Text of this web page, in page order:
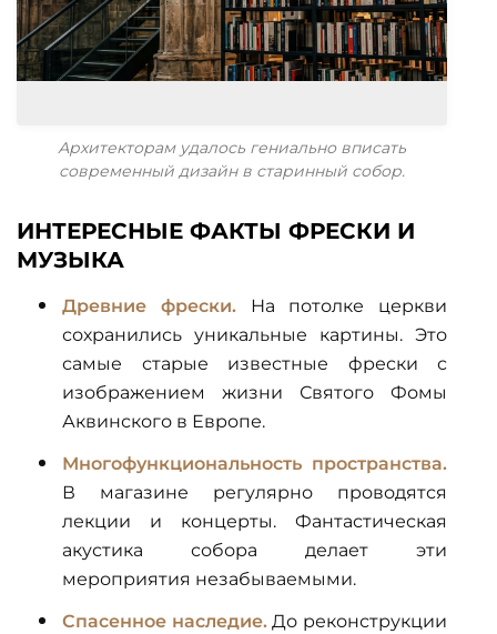
Архитекторам удалось гениально вписать
современный дизайн в старинный собор.
ИНТЕРЕСНЫЕ ФАКТЫ ФРЕСКИ И
МУЗЫКА
Древние фрески.На потолке церкви
сохранились уникальные картины. Это
самые старые известные фрески с
изображением жизни Святого Фомы
Аквинского в Европе.
Многофункциональность пространства.
В магазине регулярно проводятся
лекции и концерты. Фантастическая
акустика собора делает эти
мероприятия незабываемыми.
Спасенное наследие.До реконструкции